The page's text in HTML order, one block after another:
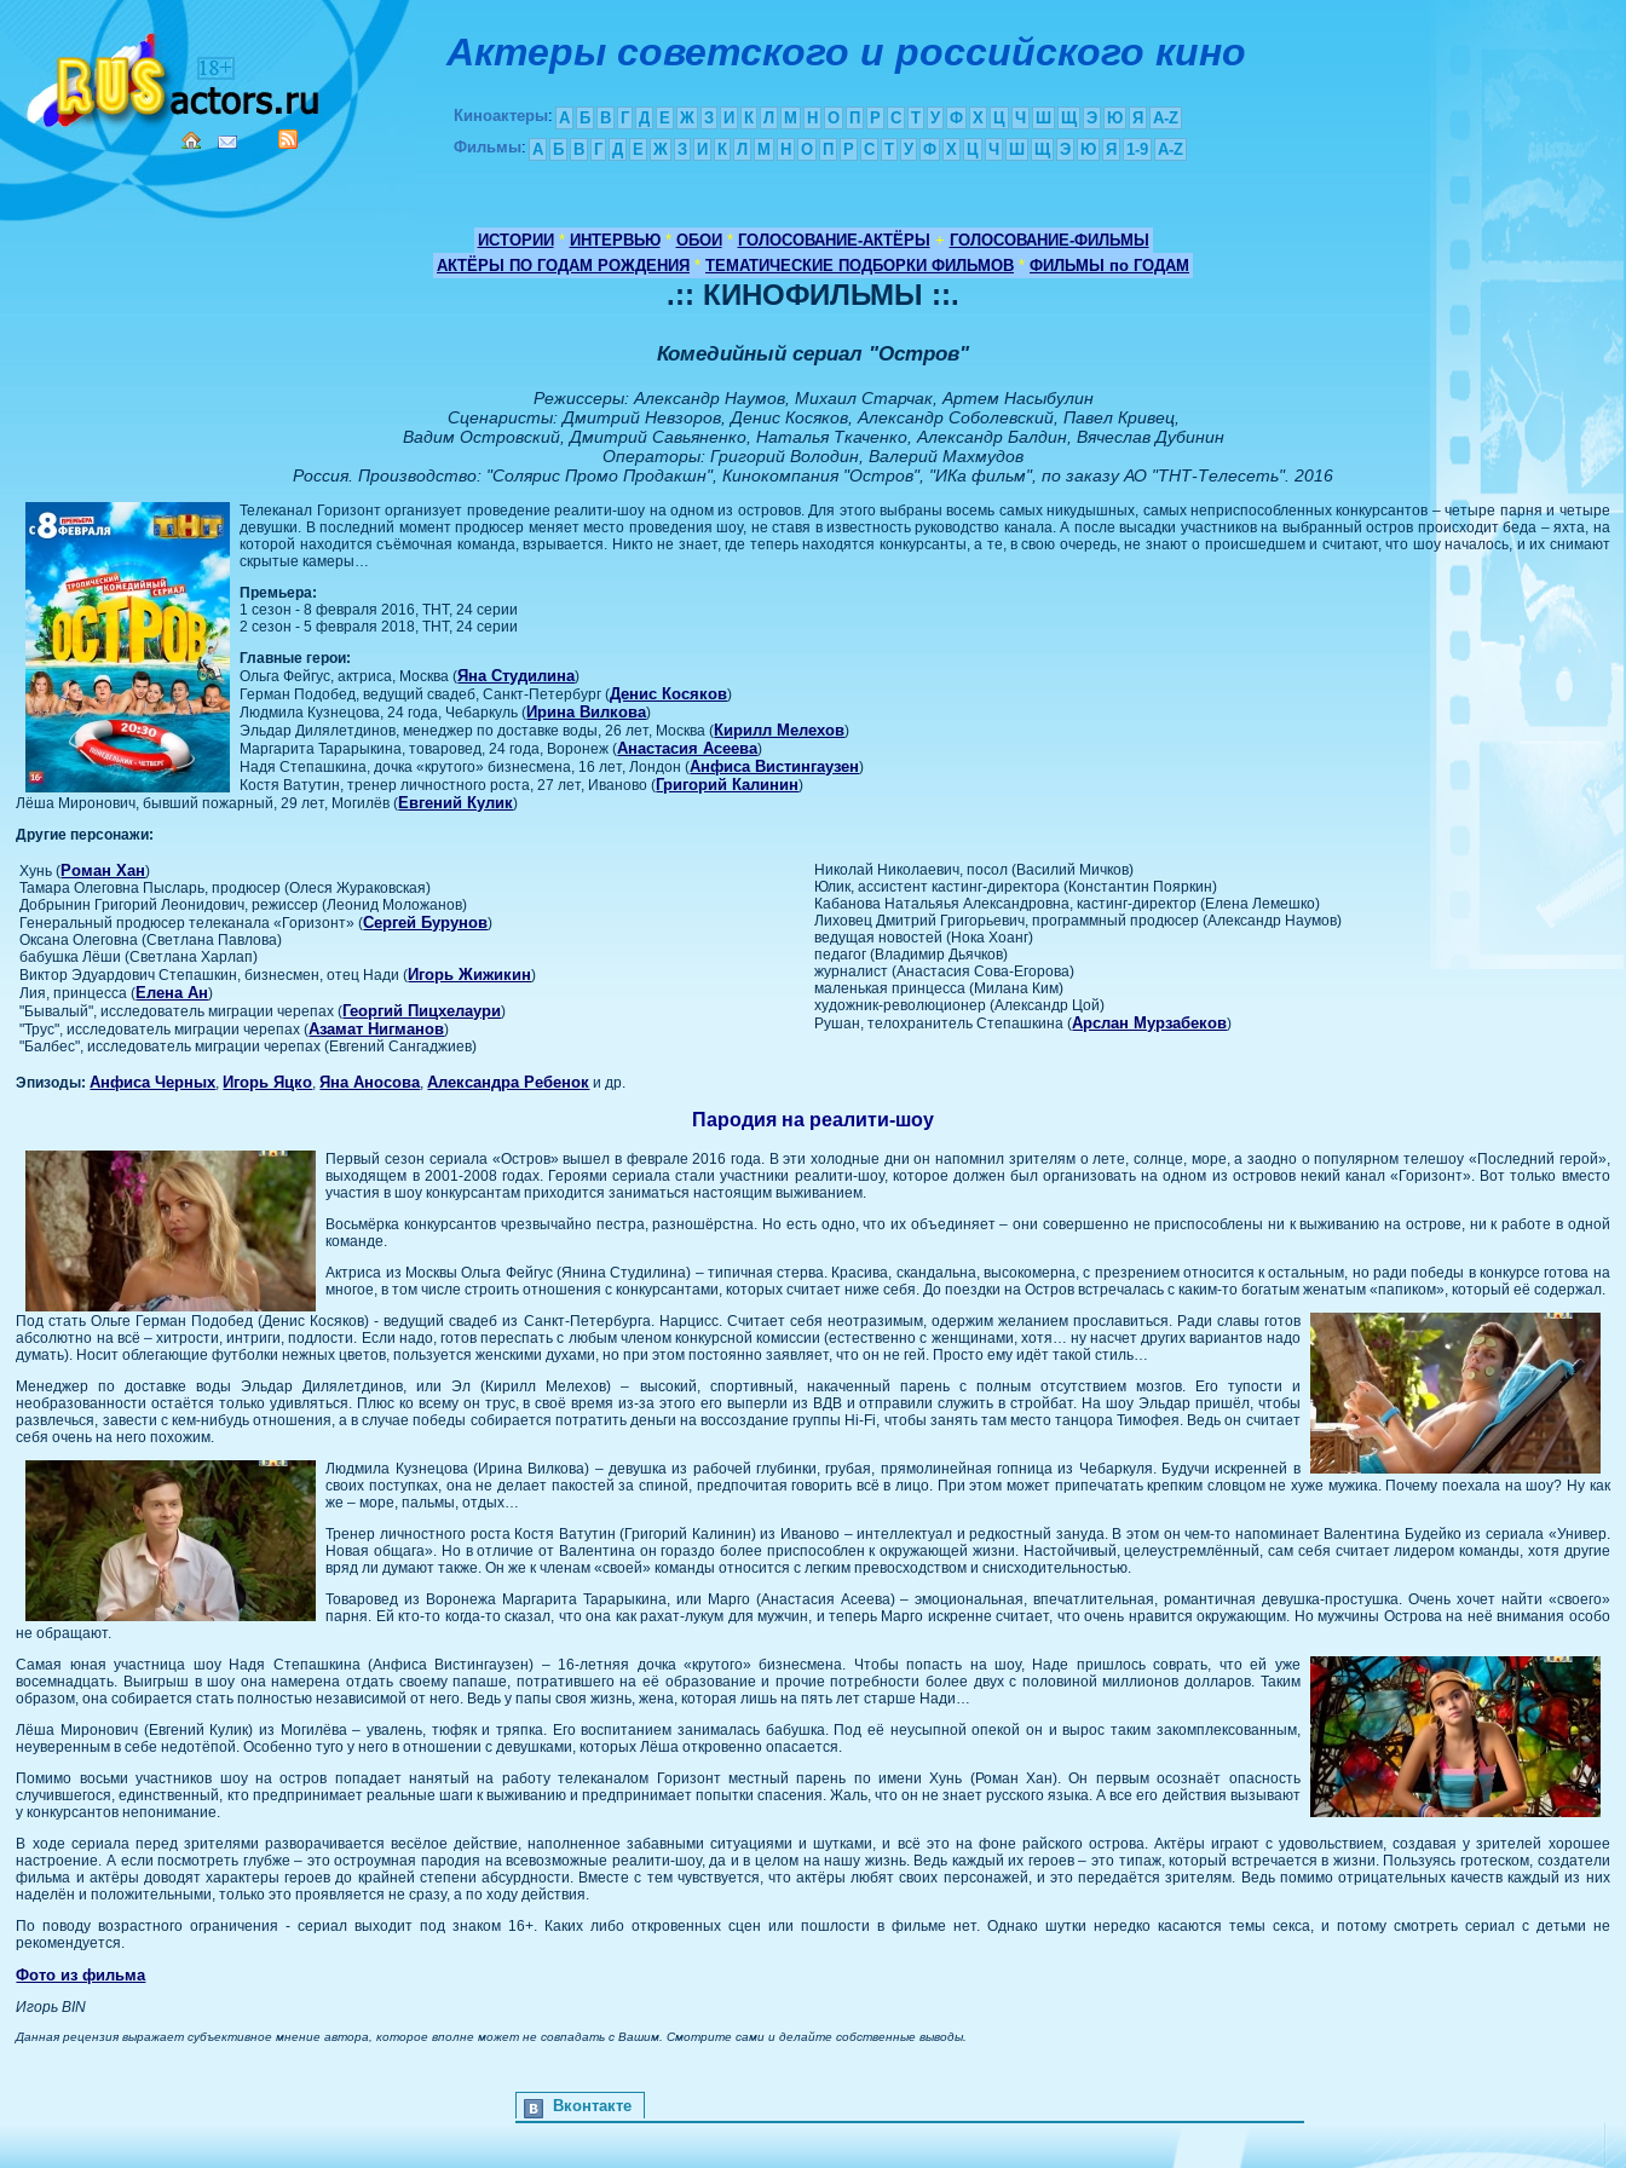
Актеры советского и российского кино
Киноактеры: А Б В Г Д Е Ж З И К Л М Н О П Р С Т У Ф Х Ц Ч Ш Щ Э Ю Я
A-Z
Фильмы: А Б В Г Д Е Ж З И К Л М Н О П Р С Т У Ф Х Ц Ч Ш Щ Э Ю Я 1-9 A-Z
ИСТОРИИ * ИНТЕРВЬЮ * ОБОИ * ГОЛОСОВАНИЕ-АКТЁРЫ + ГОЛОСОВАНИЕ-ФИЛЬМЫ
АКТЁРЫ ПО ГОДАМ РОЖДЕНИЯ * ТЕМАТИЧЕСКИЕ ПОДБОРКИ ФИЛЬМОВ * ФИЛЬМЫ по ГОДАМ
.:: КИНОФИЛЬМЫ ::.
Комедийный сериал "Остров"
Режиссеры: Александр Наумов, Михаил Старчак, Артем Насыбулин
Сценаристы: Дмитрий Невзоров, Денис Косяков, Александр Соболевский, Павел Кривец,
Вадим Островский, Дмитрий Савьяненко, Наталья Ткаченко, Александр Балдин, Вячеслав Дубинин
Операторы: Григорий Володин, Валерий Махмудов
Россия. Производство: "Солярис Промо Продакшн", Кинокомпания "Остров", "ИКа фильм", по заказу АО "ТНТ-Телесеть". 2016
Телеканал Горизонт организует проведение реалити-шоу на одном из островов. Для этого выбраны восемь самых никудышных, самых неприспособленных конкурсантов – четыре парня и четыре
девушки. В последний момент продюсер меняет место проведения шоу, не ставя в известность руководство канала. А после высадки участников на выбранный остров происходит беда – яхта, на
которой находится съёмочная команда, взрывается. Никто не знает, где теперь находятся конкурсанты, а те, в свою очередь, не знают о происшедшем и считают, что шоу началось, и их снимают
скрытые камеры…
Премьера:
1 сезон - 8 февраля 2016, ТНТ, 24 серии
2 сезон - 5 февраля 2018, ТНТ, 24 серии
Главные герои:
Ольга Фейгус, актриса, Москва (Яна Студилина)
Герман Подобед, ведущий свадеб, Санкт-Петербург (Денис Косяков)
Людмила Кузнецова, 24 года, Чебаркуль (Ирина Вилкова)
Эльдар Дилялетдинов, менеджер по доставке воды, 26 лет, Москва (Кирилл Мелехов)
Маргарита Тарарыкина, товаровед, 24 года, Воронеж (Анастасия Асеева)
Надя Степашкина, дочка «крутого» бизнесмена, 16 лет, Лондон (Анфиса Вистингаузен)
Костя Ватутин, тренер личностного роста, 27 лет, Иваново (Григорий Калинин)
Лёша Миронович, бывший пожарный, 29 лет, Могилёв (Евгений Кулик)
Другие персонажи:
Хунь (Роман Хан)
Тамара Олеговна Пысларь, продюсер (Олеся Жураковская)
Добрынин Григорий Леонидович, режиссер (Леонид Моложанов)
Генеральный продюсер телеканала «Горизонт» (Сергей Бурунов)
Оксана Олеговна (Светлана Павлова)
бабушка Лёши (Светлана Харлап)
Виктор Эдуардович Степашкин, бизнесмен, отец Нади (Игорь Жижикин)
Лия, принцесса (Елена Ан)
"Бывалый", исследователь миграции черепах (Георгий Пицхелаури)
"Трус", исследователь миграции черепах (Азамат Нигманов)
"Балбес", исследователь миграции черепах (Евгений Сангаджиев)
Николай Николаевич, посол (Василий Мичков)
Юлик, ассистент кастинг-директора (Константин Пояркин)
Кабанова Натальяья Александровна, кастинг-директор (Елена Лемешко)
Лиховец Дмитрий Григорьевич, программный продюсер (Александр Наумов)
ведущая новостей (Нока Хоанг)
педагог (Владимир Дьячков)
журналист (Анастасия Сова-Егорова)
маленькая принцесса (Милана Ким)
художник-революционер (Александр Цой)
Рушан, телохранитель Степашкина (Арслан Мурзабеков)
Эпизоды: Анфиса Черных, Игорь Яцко,Яна Аносова,Александра Ребенок и др.
Пародия на реалити-шоу
Первый сезон сериала «Остров» вышел в феврале 2016 года. В эти холодные дни он напомнил зрителям о лете, солнце, море, а заодно о популярном телешоу «Последний герой»,
выходящем в 2001-2008 годах. Героями сериала стали участники реалити-шоу, которое должен был организовать на одном из островов некий канал «Горизонт». Вот только вместо
участия в шоу конкурсантам приходится заниматься настоящим выживанием.
Восьмёрка конкурсантов чрезвычайно пестра, разношёрстна. Но есть одно, что их объединяет – они совершенно не приспособлены ни к выживанию на острове, ни к работе в одной
команде.
Актриса из Москвы Ольга Фейгус (Янина Студилина) – типичная стерва. Красива, скандальна, высокомерна, с презрением относится к остальным, но ради победы в конкурсе готова на
многое, в том числе строить отношения с конкурсантами, которых считает ниже себя. До поездки на Остров встречалась с каким-то богатым женатым «папиком», который её содержал.
Под стать Ольге Герман Подобед (Денис Косяков) - ведущий свадеб из Санкт-Петербурга. Нарцисс. Считает себя неотразимым, одержим желанием прославиться. Ради славы готов
абсолютно на всё – хитрости, интриги, подлости. Если надо, готов переспать с любым членом конкурсной комиссии (естественно с женщинами, хотя… ну насчет других вариантов надо
думать). Носит облегающие футболки нежных цветов, пользуется женскими духами, но при этом постоянно заявляет, что он не гей. Просто ему идёт такой стиль…
Менеджер по доставке воды Эльдар Дилялетдинов, или Эл (Кирилл Мелехов) – высокий, спортивный, накаченный парень с полным отсутствием мозгов. Его тупости и
необразованности остаётся только удивляться. Плюс ко всему он трус, в своё время из-за этого его выперли из ВДВ и отправили служить в стройбат. На шоу Эльдар пришёл, чтобы
развлечься, завести с кем-нибудь отношения, а в случае победы собирается потратить деньги на воссоздание группы Hi-Fi, чтобы занять там место танцора Тимофея. Ведь он считает
себя очень на него похожим.
Людмила Кузнецова (Ирина Вилкова) – девушка из рабочей глубинки, грубая, прямолинейная гопница из Чебаркуля. Будучи искренней в
своих поступках, она не делает пакостей за спиной, предпочитая говорить всё в лицо. При этом может припечатать крепким словцом не хуже мужика. Почему поехала на шоу? Ну как
же – море, пальмы, отдых…
Тренер личностного роста Костя Ватутин (Григорий Калинин) из Иваново – интеллектуал и редкостный зануда. В этом он чем-то напоминает Валентина Будейко из сериала «Универ.
Новая общага». Но в отличие от Валентина он гораздо более приспособлен к окружающей жизни. Настойчивый, целеустремлённый, сам себя считает лидером команды, хотя другие
вряд ли думают также. Он же к членам «своей» команды относится с легким превосходством и снисходительностью.
Товаровед из Воронежа Маргарита Тарарыкина, или Марго (Анастасия Асеева) – эмоциональная, впечатлительная, романтичная девушка-простушка. Очень хочет найти «своего»
парня. Ей кто-то когда-то сказал, что она как рахат-лукум для мужчин, и теперь Марго искренне считает, что очень нравится окружающим. Но мужчины Острова на неё внимания особо
не обращают.
Самая юная участница шоу Надя Степашкина (Анфиса Вистингаузен) – 16-летняя дочка «крутого» бизнесмена. Чтобы попасть на шоу, Наде пришлось соврать, что ей уже
восемнадцать. Выигрыш в шоу она намерена отдать своему папаше, потратившего на её образование и прочие потребности более двух с половиной миллионов долларов. Таким
образом, она собирается стать полностью независимой от него. Ведь у папы своя жизнь, жена, которая лишь на пять лет старше Нади…
Лёша Миронович (Евгений Кулик) из Могилёва – увалень, тюфяк и тряпка. Его воспитанием занималась бабушка. Под её неусыпной опекой он и вырос таким закомплексованным,
неуверенным в себе недотёпой. Особенно туго у него в отношении с девушками, которых Лёша откровенно опасается.
Помимо восьми участников шоу на остров попадает нанятый на работу телеканалом Горизонт местный парень по имени Хунь (Роман Хан). Он первым осознаёт опасность
случившегося, единственный, кто предпринимает реальные шаги к выживанию и предпринимает попытки спасения. Жаль, что он не знает русского языка. А все его действия вызывают
у конкурсантов непонимание.
В ходе сериала перед зрителями разворачивается весёлое действие, наполненное забавными ситуациями и шутками, и всё это на фоне райского острова. Актёры играют с удовольствием, создавая у зрителей хорошее
настроение. А если посмотреть глубже – это остроумная пародия на всевозможные реалити-шоу, да и в целом на нашу жизнь. Ведь каждый их героев – это типаж, который встречается в жизни. Пользуясь гротеском, создатели
фильма и актёры доводят характеры героев до крайней степени абсурдности. Вместе с тем чувствуется, что актёры любят своих персонажей, и это передаётся зрителям. Ведь помимо отрицательных качеств каждый из них
наделён и положительными, только это проявляется не сразу, а по ходу действия.
По поводу возрастного ограничения - сериал выходит под знаком 16+. Каких либо откровенных сцен или пошлости в фильме нет. Однако шутки нередко касаются темы секса, и потому смотреть сериал с детьми не
рекомендуется.
Фото из фильма
Игорь BIN
Данная рецензия выражает субъективное мнение автора, которое вполне может не совпадать с Вашим. Смотрите сами и делайте собственные выводы.
Вконтакте